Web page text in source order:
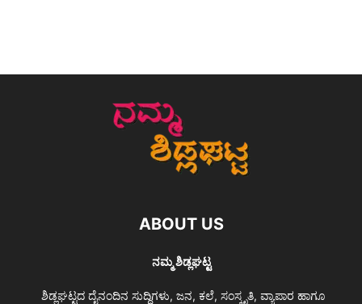
ABOUT US
ನಮ್ಮ ಶಿಡ್ಲಘಟ್ಟ
ಶಿಡ್ಲಘಟ್ಟದ ದೈನಂದಿನ ಸುದ್ದಿಗಳು, ಜನ, ಕಲೆ, ಸಂಸ್ಕೃತಿ, ವ್ಯಾಪಾರ ಹಾಗೂ